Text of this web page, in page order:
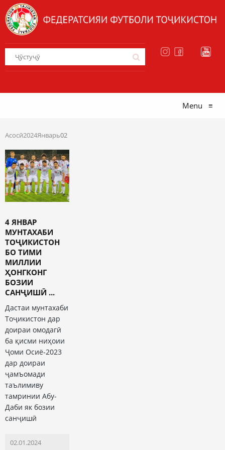
Menu ≡
Асосӣ2024Январь02
4 ЯНВАР
МУНТАХАБИ
ТОҶИКИСТОН
БО ТИМИ
МИЛЛИИ
ҲОНГКОНГ
БОЗИИ
САНҶИШӢ ...
Дастаи мунтахаби
Тоҷикистон дар
доираи омодагӣ
ба қисми ниҳоии
Ҷоми Осиё-2023
дар доираи
ҷамъомади
таълимиву
тамринии Абу-
Даби як бозии
санҷишӣ
02.01.2024